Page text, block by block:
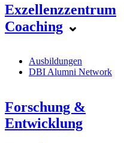
Exzellenzzentrum
Coaching ⌄
Ausbildungen
DBI Alumni Network
Forschung &
Entwicklung